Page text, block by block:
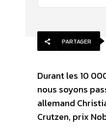
PARTAGER
Durant les 10
nous soyons
allemand
Crutzen, prix